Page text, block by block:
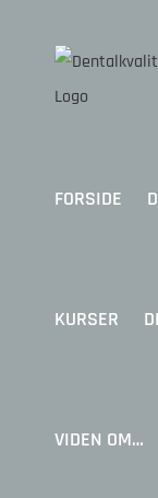
FORSIDE
KURSER
VIDEN OM…